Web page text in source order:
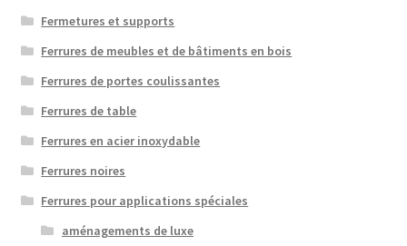
Fermetures et supports
Ferrures de meubles et de bâtiments en bois
Ferrures de portes coulissantes
Ferrures de table
Ferrures en acier inoxydable
Ferrures noires
Ferrures pour applications spéciales
aménagements de luxe